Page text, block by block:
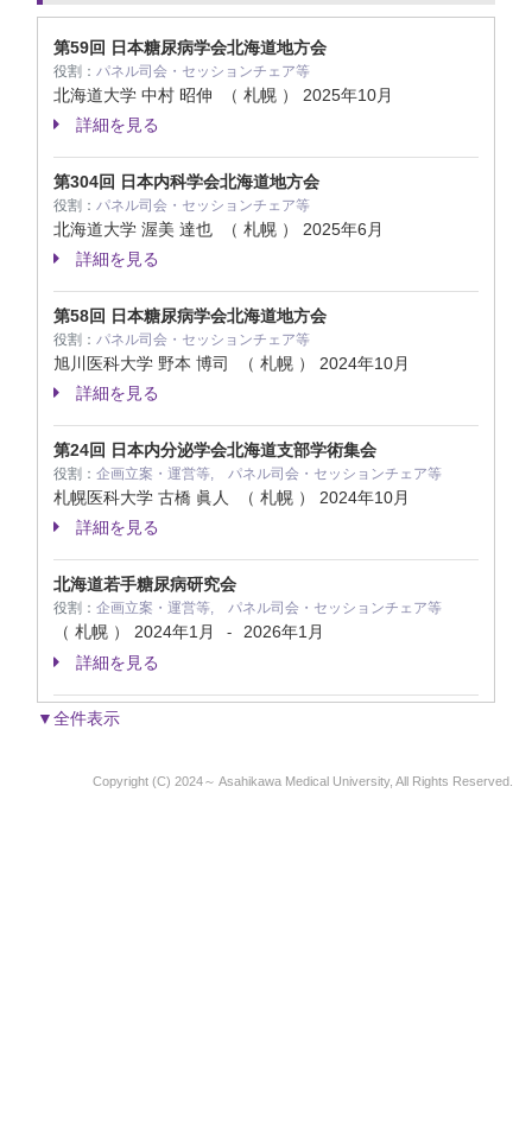
第59回 日本糖尿病学会北海道地方会
役割： パネル司会・セッションチェア等
北海道大学 中村 昭伸 （ 札幌 ） 2025年10月
詳細を見る
第304回 日本内科学会北海道地方会
役割： パネル司会・セッションチェア等
北海道大学 渥美 達也 （ 札幌 ） 2025年6月
詳細を見る
第58回 日本糖尿病学会北海道地方会
役割： パネル司会・セッションチェア等
旭川医科大学 野本 博司 （ 札幌 ） 2024年10月
詳細を見る
第24回 日本内分泌学会北海道支部学術集会
役割： 企画立案・運営等, パネル司会・セッションチェア等
札幌医科大学 古橋 眞人 （ 札幌 ） 2024年10月
詳細を見る
北海道若手糖尿病研究会
役割： 企画立案・運営等, パネル司会・セッションチェア等
（ 札幌 ） 2024年1月 -
2026年1月
詳細を見る
▼全件表示
Copyright (C) 2024～ Asahikawa Medical University, All Rights Reserved.